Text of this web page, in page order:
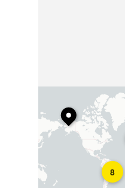
8